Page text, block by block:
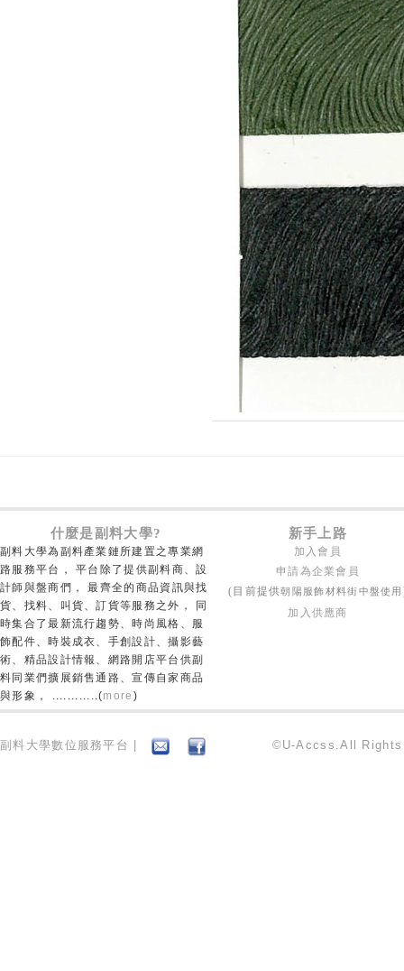
什麼是副料大學? 新手上路
副料大學為副料產業鏈所建置之專業網
路服務平台， 平台除了提供副料商、設
計師與盤商們， 最齊全的商品資訊與找
貨、找料、叫貨、訂貨等服務之外， 同
時集合了最新流行趨勢、時尚風格、服
飾配件、時裝成衣、手創設計、攝影藝
術、精品設計情報、網路開店平台供副
料同業們擴展銷售通路、宣傳自家商品
與形象， ............(more )
加入會員
申請為企業會員
(目前提供朝陽服飾材料街中盤使用
加入供應商
副料大學數位服務平台 | ©U-Accss.All Rights